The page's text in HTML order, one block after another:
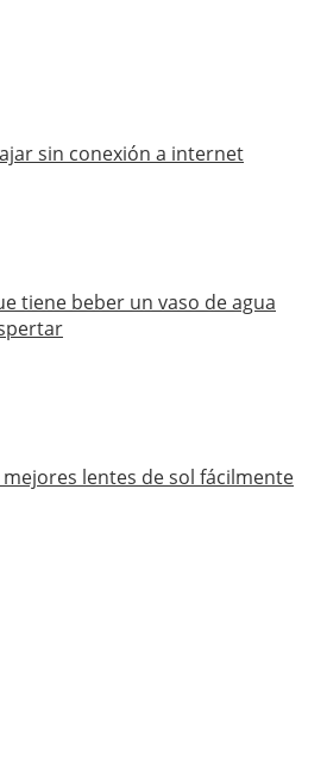
sin conexión a internet
tiene beber un vaso de agua
lentes de sol fácilmente